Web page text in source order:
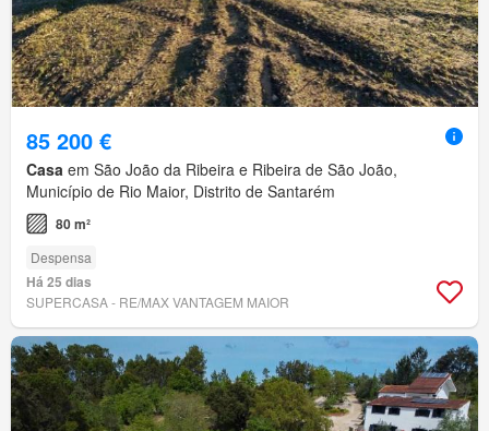
85 200 €
Casa em São João da Ribeira e Ribeira de São João,
Município de Rio Maior, Distrito de Santarém
80 m²
Despensa
Há 25 dias
SUPERCASA - RE/MAX VANTAGEM MAIOR